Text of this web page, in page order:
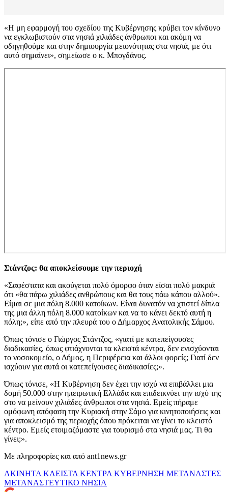
«Η μη εφαρμογή του σχεδίου της Κυβέρνησης κρύβει τον κίνδυνο
να εγκλωβιστούν στα νησιά χιλιάδες άνθρωποι και ακόμη να
οδηγηθούμε και στην δημιουργία μειονότητας στα νησιά, με ότι
αυτό σημαίνει», σημείωσε ο κ. Μπογδάνος.
Στάντζος: θα αποκλείσουμε την περιοχή
«Σαφέστατα και ακούγεται πολύ όμορφο όταν είσαι πολύ μακριά
ότι «θα πάρω χιλιάδες ανθρώπους και θα τους πάω κάπου αλλού».
Είμαι σε μια πόλη 8.000 κατοίκων. Είναι δυνατόν να χτιστεί δίπλα
της μια άλλη πόλη 8.000 κατοίκων και να το κάνει δεκτό αυτή η
πόλη;», είπε από την πλευρά του ο Δήμαρχος Ανατολικής Σάμου.
Όπως τόνισε ο Γιώργος Στάντζος, «γιατί με κατεπείγουσες
διαδικασίες, όπως φτιάχνονται τα κλειστά κέντρα, δεν ενισχύονται
το νοσοκομείο, ο Δήμος, η Περιφέρεια και άλλοι φορείς; Γιατί δεν
ισχύουν για αυτά οι κατεπείγουσες διαδικασίες;».
Όπως τόνισε, «Η Κυβέρνηση δεν έχει την ισχύ να επιβάλλει μια
δομή 50.000 στην ηπειρωτική Ελλάδα και επιδεικνύει την ισχύ της
στο να μείνουν χιλιάδες άνθρωποι στα νησιά. Εμείς πήραμε
ομόφωνη απόφαση την Κυριακή στην Σάμο για κινητοποιήσεις και
για αποκλεισμό της περιοχής όπου πρόκειται να γίνει το κλειστό
κέντρο. Εμείς ετοιμαζόμαστε για τουρισμό στα νησιά μας. Τι θα
γίνει;».
Με πληροφορίες και από ant1news.gr
ΑΚΙΝΗΤΑ ΚΛΕΙΣΤΑ ΚΕΝΤΡΑ ΚΥΒΕΡΝΗΣΗ ΜΕΤΑΝΑΣΤΕΣ
ΜΕΤΑΝΑΣΤΕΥΤΙΚΟ ΝΗΣΙΑ